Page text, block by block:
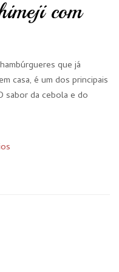
com
que já
casa, é um dos principais
da cebola e do